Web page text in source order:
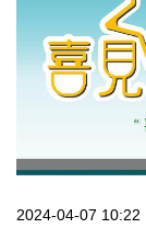
2024-04-07 10:22